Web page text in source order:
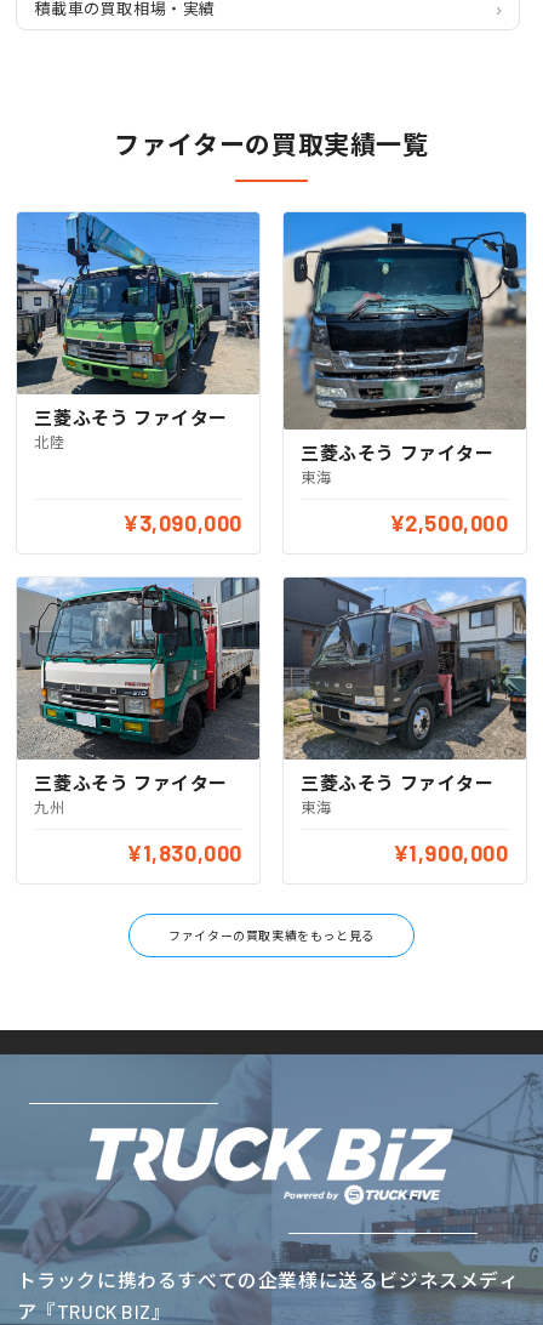
積載車の買取相場・実績
ファイターの買取実績一覧
三菱ふそう ファイター
北陸
¥3,090,000
三菱ふそう ファイター
東海
¥2,500,000
三菱ふそう ファイター
九州
¥1,830,000
三菱ふそう ファイター
東海
¥1,900,000
ファイターの買取実績をもっと見る
トラックに携わるすべての企業様に送るビジネスメディ
ア『TRUCK BIZ』